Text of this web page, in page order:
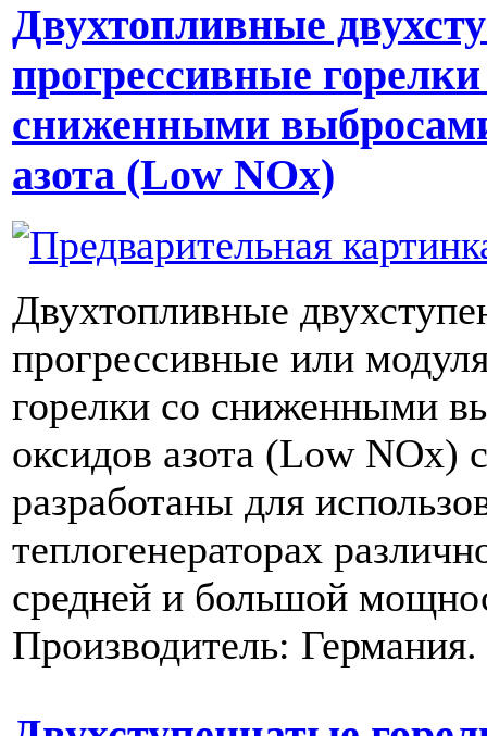
Двухтопливные
прогрессивные горелки
сниженными
азота (Low NОx)
Двухтопливные
прогрессивные или
горелки со сниженными
оксидов азота (Low NОx)
разработаны для
теплогенераторах
средней и большой
Производитель: Германия.